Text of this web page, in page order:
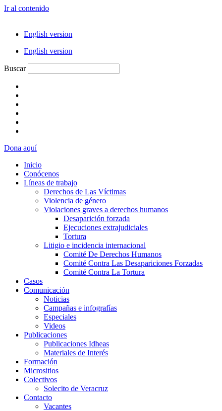
Ir al contenido
English version
English version
Buscar
Dona aquí
Inicio
Conócenos
Líneas de trabajo
Derechos de Las Víctimas
Violencia de género
Violaciones graves a derechos humanos
Desaparición forzada​
Ejecuciones extrajudiciales
Tortura
Litigio e incidencia internacional
Comité De Derechos Humanos​
Comité Contra Las Desapariciones Forzadas
Comité Contra La Tortura​
Casos
Comunicación
Noticias
Campañas e infografías
Especiales
Videos
Publicaciones
Publicaciones Idheas
Materiales de Interés
Formación
Micrositios
Colectivos
Solecito de Veracruz
Contacto
Vacantes